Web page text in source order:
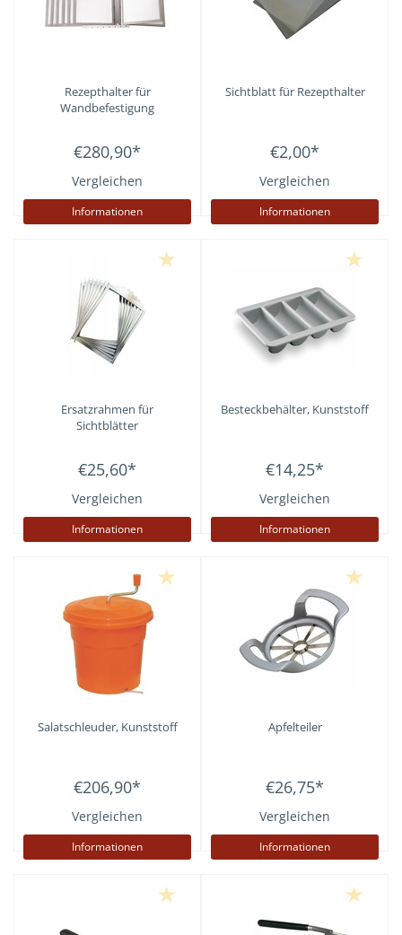
Rezepthalter für
Wandbefestigung
€280,90*
Vergleichen
Informationen
Sichtblatt für Rezepthalter
€2,00*
Vergleichen
Informationen
Ersatzrahmen für
Sichtblätter
€25,60*
Vergleichen
Informationen
Besteckbehälter, Kunststoff
€14,25*
Vergleichen
Informationen
Salatschleuder, Kunststoff
€206,90*
Vergleichen
Informationen
Apfelteiler
€26,75*
Vergleichen
Informationen